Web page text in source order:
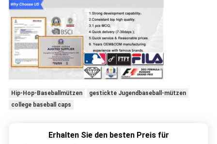
Hip-Hop-Baseballmützen
gestickte Jugendbaseball-mützen
college baseball caps
Erhalten Sie den besten Preis für